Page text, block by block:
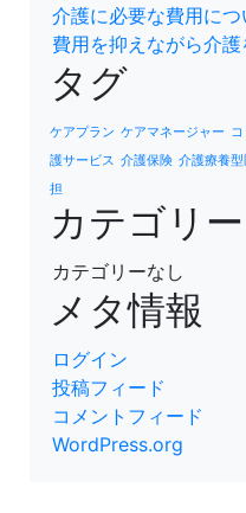
介護に必要な費用につ
費用を抑えながら介
タグ
ケアプラン ケアマネージャー
護サービス 介護保険 介護療養
担
カテゴリー
カテゴリーなし
メタ情報
ログイン
投稿フィード
コメントフィード
WordPress.org